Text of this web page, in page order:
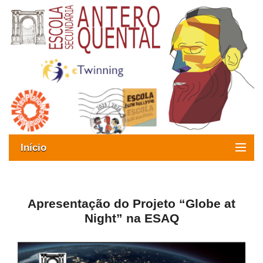
Início
Oferta formativa
ESAQ sem Bullying
Apresentação do Projeto “Globe at
Night” na ESAQ